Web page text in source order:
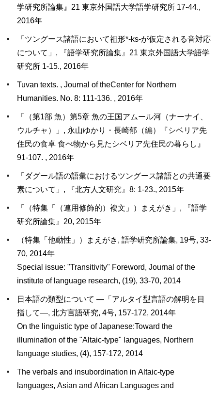
学研究所論集』21 東京外国語大学語学研究所 17-44.,
2016年
「ツングース諸語において祖形*-ks-が仮定される音対応
について」, 『語学研究所論集』21 東京外国語大学語学
研究所 1-15., 2016年
Tuvan texts. , Journal of theCenter for Northern
Humanities. No. 8: 111-136. , 2016年
「（第1部 魚）第5章 魚の王国アムール河（ナーナイ、
ウルチャ）」, 永山ゆかり・長崎郁（編）『シベリア先
住民の食卓 食べ物から見たシベリア先住民の暮らし』
91-107. , 2016年
「ダグール語の語彙におけるツングース諸語との共通要
素について」, 『北方人文研究』8: 1-23., 2015年
「（特集「（連用修飾的）複文」）まえがき」, 『語学
研究所論集』20, 2015年
（特集「他動性」）まえがき, 語学研究所論集, 19号, 33-
70, 2014年
Special issue: "Transitivity" Foreword, Journal of the
institute of language research, (19), 33-70, 2014
日本語の類型について ―「アルタイ型言語の解明を目
指して―, 北方言語研究, 4号, 157-172, 2014年
On the linguistic type of Japanese:Toward the
illumination of the "Altaic-type" languages, Northern
language studies, (4), 157-172, 2014
The verbals and insubordination in Altaic-type
languages, Asian and African Languages and